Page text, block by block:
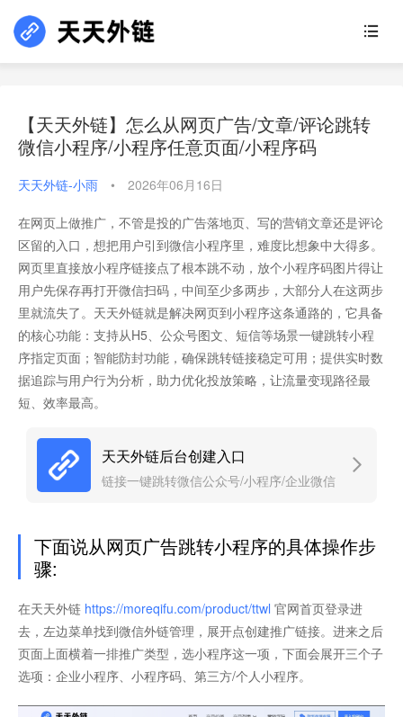
【天天外链】怎么从网页广告/文章/评论跳转
微信小程序/小程序任意页面/小程序码
天天外链-小雨 • 2026年06月16日
在网页上做推广，不管是投的广告落地页、写的营销文章还是评论
区留的入口，想把用户引到微信小程序里，难度比想象中大得多。
网页里直接放小程序链接点了根本跳不动，放个小程序码图片得让
用户先保存再打开微信扫码，中间至少多两步，大部分人在这两步
里就流失了。天天外链就是解决网页到小程序这条通路的，它具备
的核心功能：支持从H5、公众号图文、短信等场景一键跳转小程
序指定页面；智能防封功能，确保跳转链接稳定可用；提供实时数
据追踪与用户行为分析，助力优化投放策略，让流量变现路径最
短、效率最高。
天天外链后台创建入口
链接一键跳转微信公众号/小程序/企业微信
下面说从网页广告跳转小程序的具体操作步
骤:
在天天外链 https://moreqifu.com/product/ttwl 官网首页登录进
去，左边菜单找到微信外链管理，展开点创建推广链接。进来之后
页面上面横着一排推广类型，选小程序这一项，下面会展开三个子
选项：企业小程序、小程序码、第三方/个人小程序。